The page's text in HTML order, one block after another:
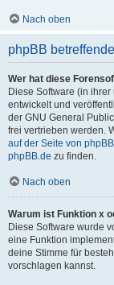
Nach oben
phpBB
Wer hat diese
Diese Software (in
entwickelt und
der GNU General
frei vertrieben werden.
auf der Seite von
phpBB.de zu finden.
Nach oben
Warum ist Funktion x
Diese Software wurde
eine Funktion
deine Stimme für
vorschlagen kannst.